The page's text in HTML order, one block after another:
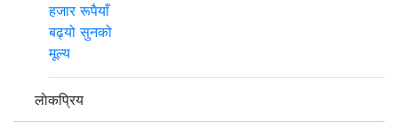
लाेकप्रिय